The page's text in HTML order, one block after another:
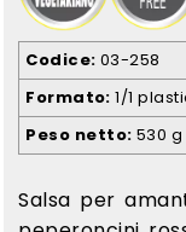
Codice 03-258
Formato 1/1
Peso netto 530 g
Salsa per